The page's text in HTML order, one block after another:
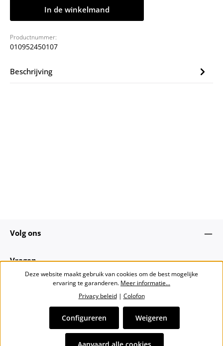
In de winkelmand
Productnummer:
010952450107
Beschrijving
Volg ons
Vragen
Alle prijzen incl. btw plusverzendkosten
Deze website maakt gebruik van cookies om de best mogelijke
ervaring te garanderen. Meer informatie...
Privacy beleid| Colofon
Weigeren
Configureren